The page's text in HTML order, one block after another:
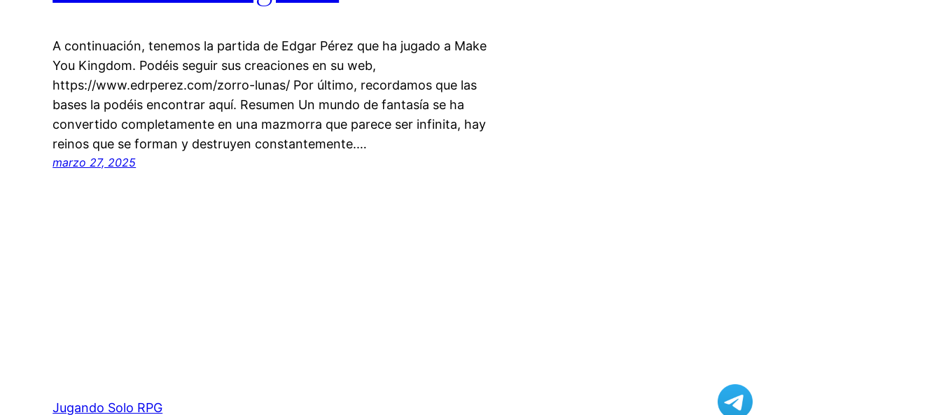
A continuación, tenemos la partida de Edgar Pérez que ha jugado a Make
You Kingdom. Podéis seguir sus creaciones en su web,
https://www.edrperez.com/zorro-lunas/ Por último, recordamos que las
bases la podéis encontrar aquí. Resumen Un mundo de fantasía se ha
convertido completamente en una mazmorra que parece ser infinita, hay
reinos que se forman y destruyen constantemente.…
marzo 27, 2025
Jugando Solo RPG